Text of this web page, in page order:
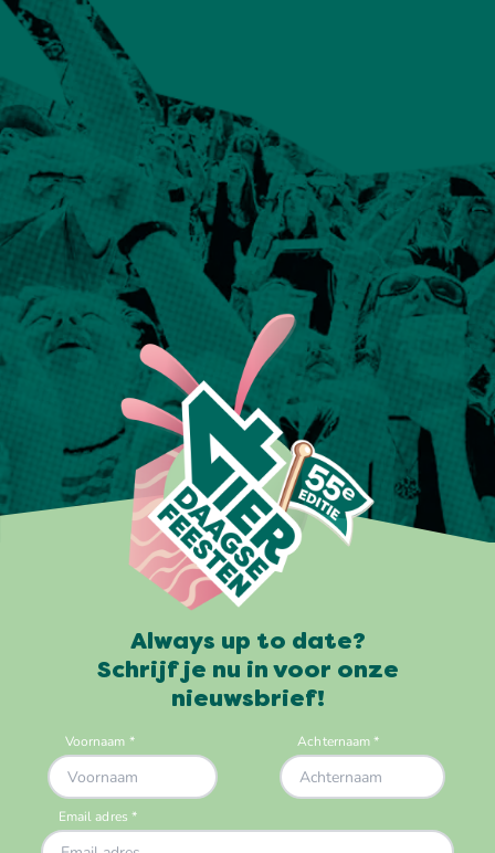
Always up to date?
Schrijf je nu in voor onze
nieuwsbrief!